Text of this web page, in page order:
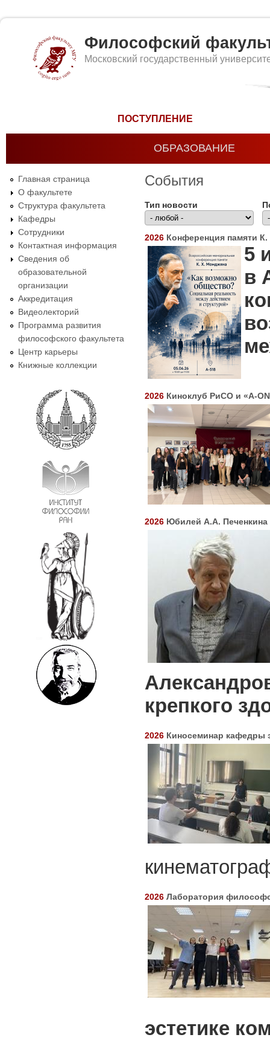
Философский
Московский государственный
ПОСТУПЛЕНИЕ
ОБРАЗОВАНИЕ
Главная страница
О факультете
Структура факультета
Кафедры
Сотрудники
Контактная информация
Сведения об
образовательной
организации
Аккредитация
Видеолекторий
Программа развития
философского факультета
Центр карьеры
Книжные коллекции
События
Тип новости
2026 Конференция памяти
5
в
2026 Киноклуб РиСО и «A-
2026 Юбилей А.А. Печенкина
крепкого
2026 Киносеминар кафедры
2026 Лаборатория
эстетике